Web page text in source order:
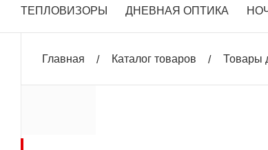
ТЕПЛОВИЗОРЫ ДНЕВНАЯ ОПТИКА
Главная Каталог товаров Товары